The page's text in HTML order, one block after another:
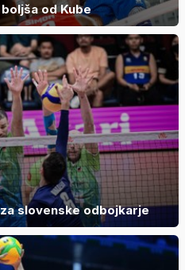
od Kube
slovenske odbojkarje